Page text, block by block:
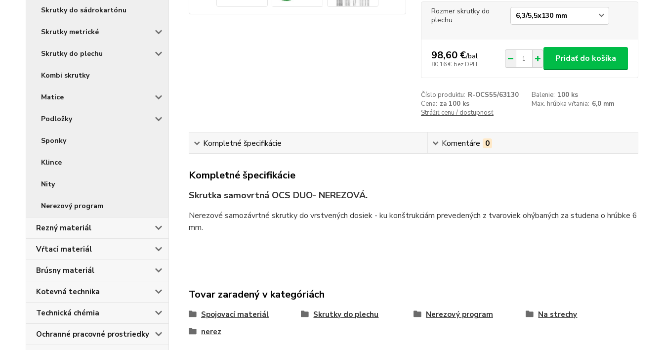
Skrutky do sádrokartónu
Skrutky metrické
Skrutky do plechu
Kombi skrutky
Matice
Podložky
Sponky
Klince
Nity
Nerezový program
Rezný materiál
Vŕtací materiál
Brúsny materiál
Kotevná technika
Technická chémia
Ochranné pracovné prostriedky
Rozmer skrutky do
plechu
98,60 €/bal
80,16 € bez DPH
Pridať do košíka
Číslo produktu: R-OCS55/63130 Balenie: 100 ks
Cena: za 100 ks Max. hrúbka vŕtania: 6,0 mm
Strážiť cenu / dostupnosť
Kompletné špecifikácie Komentáre 0
Kompletné špecifikácie
Skrutka samovrtná OCS DUO- NEREZOVÁ.
Nerezové samozávrtné skrutky do vrstvených dosiek - ku konštrukciám prevedených z tvaroviek ohýbaných za studena o hrúbke 6
mm.
Tovar zaradený v kategóriách
Spojovací materiál Skrutky do plechu Nerezový program
Na strechy
nerez